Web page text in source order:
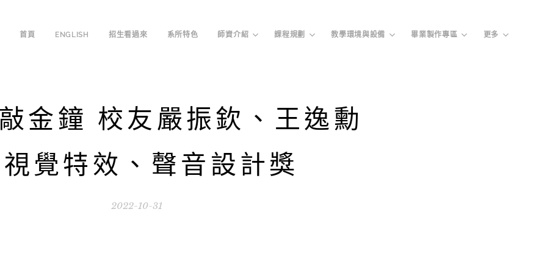
首頁 ENGLISH 招生看過來 系所特色 師資介紹 課程規劃 教學環境與設備 畢業製作專區 更多
金鐘 校友嚴振欽、王逸勳
覺特效、聲音設計獎
2022-10-31